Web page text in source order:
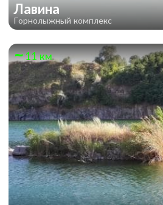
Лавина
Горнолыжный комплекс
11 км